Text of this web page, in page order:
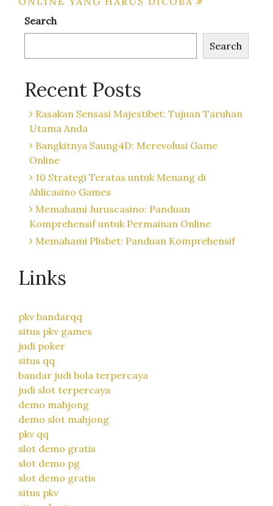
Search
Search
Recent Posts
Rasakan Sensasi Majestibet: Tujuan Taruhan
Utama Anda
Bangkitnya Saung4D: Merevolusi Game
Online
10 Strategi Teratas untuk Menang di
Ahlicasino Games
Memahami Juruscasino: Panduan
Komprehensif untuk Permainan Online
Memahami Plisbet: Panduan Komprehensif
Links
pkv bandarqq
situs pkv games
judi poker
situs qq
bandar judi bola terpercaya
judi slot terpercaya
demo mahjong
demo slot mahjong
pkv qq
slot demo gratis
slot demo pg
slot demo gratis
situs pkv